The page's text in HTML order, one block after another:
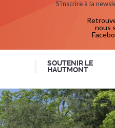
S'inscrire à la
nous
SOUTENIR LE
HAUTMONT